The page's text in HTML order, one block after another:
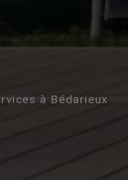
à Bédarieux